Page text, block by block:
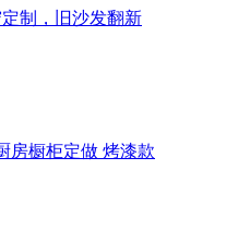
制，旧沙发翻新
房橱柜定做 烤漆款